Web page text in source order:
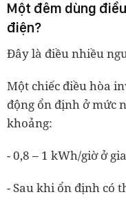
Một đêm dùng
điện?
Đây là điều nhiều
Một chiếc điều hòa
động ổn định ở mức
khoảng:
- 0,8 – 1 kWh/giờ ở
- Sau khi ổn định có